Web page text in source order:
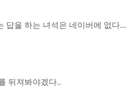
답을 하는 녀석은 네이버에 없다...
뒤져봐야겠다..